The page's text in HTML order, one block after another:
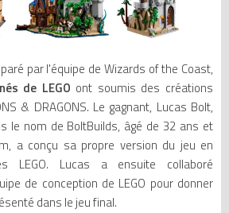
par l'équipe de Wizards of the Coast,
de LEGO ont soumis des créations
& DRAGONS. Le gagnant, Lucas Bolt,
le nom de BoltBuilds, âgé de 32 ans et
a conçu sa propre version du jeu en
LEGO. Lucas a ensuite collaboré
de conception de LEGO pour donner
dans le jeu final.